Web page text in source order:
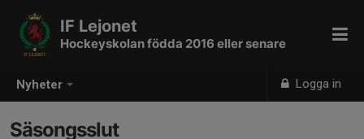
Nyheter Logga in
IF Lejonet
Hockeyskolan födda 2016 eller senare
Säsongsslut